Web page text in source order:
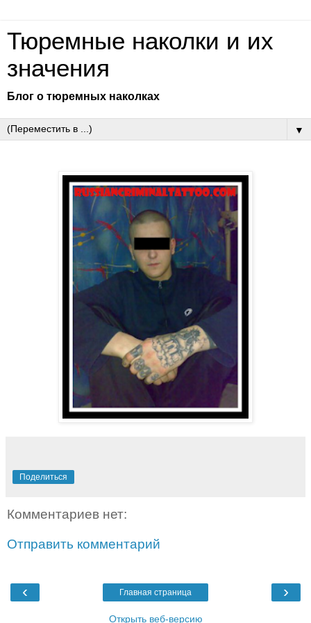
Тюремные наколки и их
значения
Блог о тюремных наколках
▼
Поделиться
Комментариев нет:
Отправить комментарий
‹ ›
Главная страница
Открыть веб-версию